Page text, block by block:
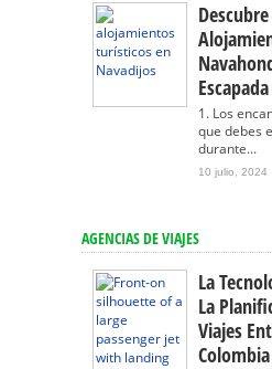
1. Los
que debes
durante...
10 julio, 2024
AGENCIAS DE VIAJES
La
La
Viajes
Colombia